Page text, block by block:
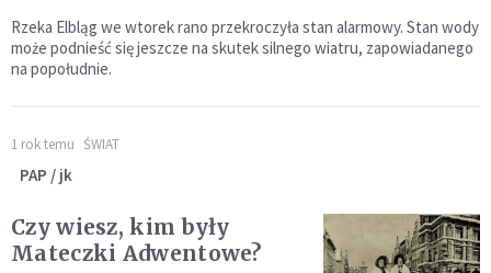
Rzeka Elbląg we wtorek rano przekroczyła stan alarmowy. Stan wody
może podnieść się jeszcze na skutek silnego wiatru, zapowiadanego
na popołudnie.
1 rok temu ŚWIAT
PAP / jk
Czy wiesz, kim były
Mateczki Adwentowe?